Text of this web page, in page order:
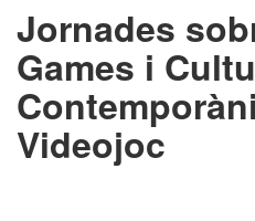
Jornades
Games i
Videojoc